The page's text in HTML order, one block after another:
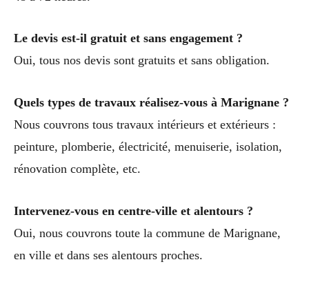
Le devis est-il gratuit et sans engagement ?
Oui, tous nos devis sont gratuits et sans obligation.
Quels types de travaux réalisez-vous à Marignane ?
Nous couvrons tous travaux intérieurs et extérieurs :
peinture, plomberie, électricité, menuiserie, isolation,
rénovation complète, etc.
Intervenez-vous en centre-ville et alentours ?
Oui, nous couvrons toute la commune de Marignane,
en ville et dans ses alentours proches.